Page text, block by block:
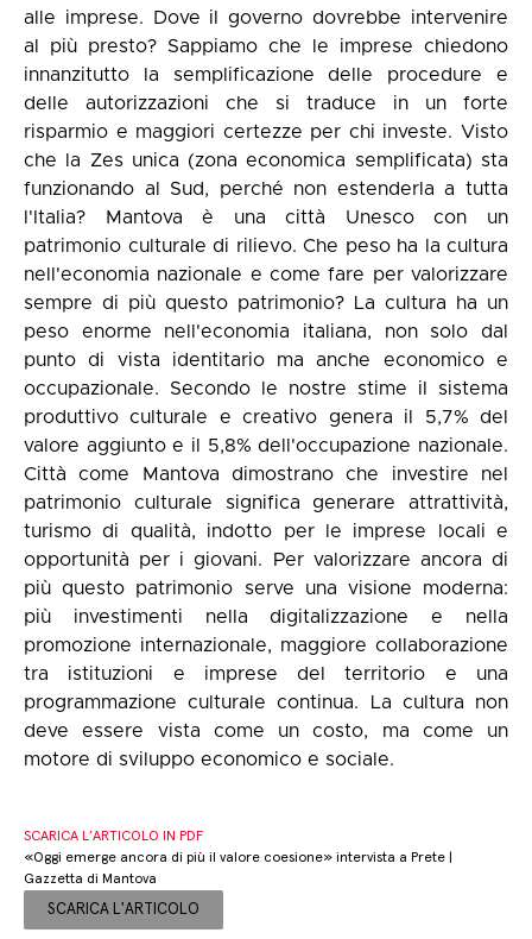
alle imprese. Dove il governo dovrebbe intervenire
al più presto? Sappiamo che le imprese chiedono
innanzitutto la semplificazione delle procedure e
delle autorizzazioni che si traduce in un forte
risparmio e maggiori certezze per chi investe. Visto
che la Zes unica (zona economica semplificata) sta
funzionando al Sud, perché non estenderla a tutta
l'Italia? Mantova è una città Unesco con un
patrimonio culturale di rilievo. Che peso ha la cultura
nell'economia nazionale e come fare per valorizzare
sempre di più questo patrimonio? La cultura ha un
peso enorme nell'economia italiana, non solo dal
punto di vista identitario ma anche economico e
occupazionale. Secondo le nostre stime il sistema
produttivo culturale e creativo genera il 5,7% del
valore aggiunto e il 5,8% dell'occupazione nazionale.
Città come Mantova dimostrano che investire nel
patrimonio culturale significa generare attrattività,
turismo di qualità, indotto per le imprese locali e
opportunità per i giovani. Per valorizzare ancora di
più questo patrimonio serve una visione moderna:
più investimenti nella digitalizzazione e nella
promozione internazionale, maggiore collaborazione
tra istituzioni e imprese del territorio e una
programmazione culturale continua. La cultura non
deve essere vista come un costo, ma come un
motore di sviluppo economico e sociale.
SCARICA L’ARTICOLO IN PDF
«Oggi emerge ancora di più il valore coesione» intervista a Prete |
Gazzetta di Mantova
SCARICA L'ARTICOLO